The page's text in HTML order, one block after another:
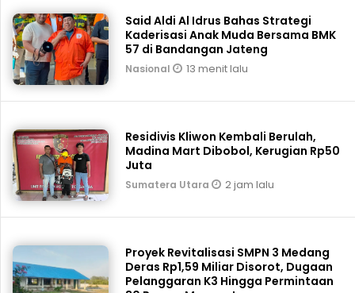
Said Aldi Al Idrus Bahas Strategi
Kaderisasi Anak Muda Bersama BMK
57 di Bandangan Jateng
Nasional 13 menit lalu
Residivis Kliwon Kembali Berulah,
Madina Mart Dibobol, Kerugian Rp50
Juta
Sumatera Utara 2 jam lalu
Proyek Revitalisasi SMPN 3 Medang
Deras Rp1,59 Miliar Disorot, Dugaan
Pelanggaran K3 Hingga Permintaan